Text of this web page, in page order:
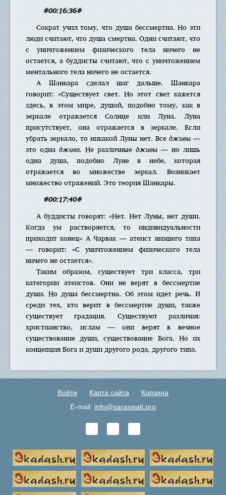
#00:16:36#
Сократ учил тому, что душа бессмертна. Но эти
люди считают, что душа смертна. Одни считают, что
с уничтожением физического тела ничего не
остается, а буддисты считают, что с уничтожением
ментального тела ничего не остается.
А Шанкара сделал шаг дальше. Шанкара
говорит: «Существует свет. Но этот свет кажется
здесь, в этом мире, душой, подобно тому, как в
зеркале отражается Солнце или Луна. Луна
присутствует, она отражается в зеркале. Если
убрать зеркало, то никакой Луны нет. Все дживы—
это одна джива. Не различные дживы— но лишь
одна душа, подобно Луне в небе, которая
отражается во множестве зеркал. Возникает
множество отражений. Это теория Шанкары.
#00:17:40#
А буддисты говорят: «Нет. Нет Луны, нет души.
Когда ум растворяется, то индивидуальности
приходит конец» А Чарвак — атеист низшего типа
— говорит: «С уничтожением физического тела
ничего не остается».
Таким образом, существует три класса, три
категории атеистов. Они не верят в бессмертие
души. Но душа бессмертна. Об этом идет речь. И
среди тех, кто верит в бессмертие души, также
существует градация. Существуют различия:
христианство, ислам — они верят в вечное
существование души, существование Бога. Но их
концепция Бога и души другого рода, другого типа.
Войти Карта сайта
Корзина
E-mail: info@saraswati.pro